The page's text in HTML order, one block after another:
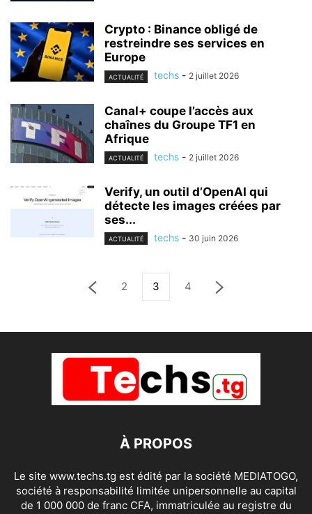
Crypto : Binance obligé de
restreindre ses services en
Europe
ACTUALITÉ techs - 2 juillet 2026
Canal+ coupe l’accès aux
chaînes du Groupe TF1 en
Afrique
ACTUALITÉ techs - 2 juillet 2026
Verify, un outil d’OpenAI qui
détecte les images créées par
ses...
ACTUALITÉ techs - 30 juin 2026
2 3 4
À PROPOS
Le site www.techs.tg est édité par la société MEDIATOGO,
société à responsabilité limitée unipersonnelle au capital
de 1 000 000 de franc CFA, immatriculée au registre du